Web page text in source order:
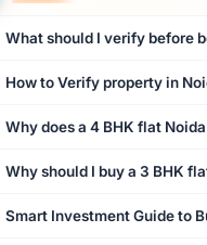
What should I verify before
How to Verify property in
Why does a 4 BHK flat
Why should I buy a 3 BHK
Smart Investment Guide to